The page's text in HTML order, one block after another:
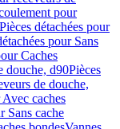
pour
Pièces détachées pour
pour Sans
Caches
douche, d90Pièces
de douche,
Avec caches
Sans cache